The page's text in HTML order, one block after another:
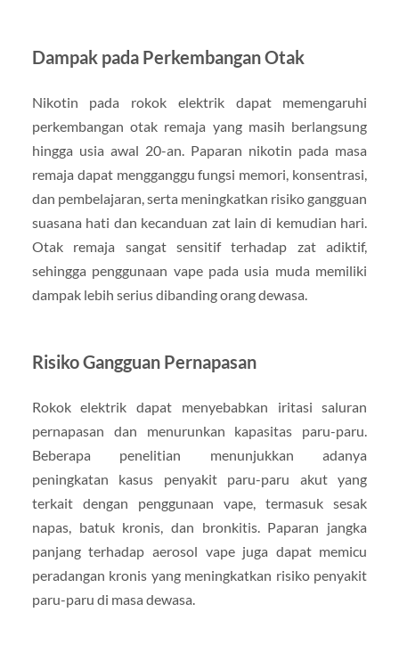
Dampak pada Perkembangan Otak
Nikotin pada rokok elektrik dapat memengaruhi
perkembangan otak remaja yang masih berlangsung
hingga usia awal 20-an. Paparan nikotin pada masa
remaja dapat mengganggu fungsi memori, konsentrasi,
dan pembelajaran, serta meningkatkan risiko gangguan
suasana hati dan kecanduan zat lain di kemudian hari.
Otak remaja sangat sensitif terhadap zat adiktif,
sehingga penggunaan vape pada usia muda memiliki
dampak lebih serius dibanding orang dewasa.
Risiko Gangguan Pernapasan
Rokok elektrik dapat menyebabkan iritasi saluran
pernapasan dan menurunkan kapasitas paru-paru.
Beberapa penelitian menunjukkan adanya
peningkatan kasus penyakit paru-paru akut yang
terkait dengan penggunaan vape, termasuk sesak
napas, batuk kronis, dan bronkitis. Paparan jangka
panjang terhadap aerosol vape juga dapat memicu
peradangan kronis yang meningkatkan risiko penyakit
paru-paru di masa dewasa.